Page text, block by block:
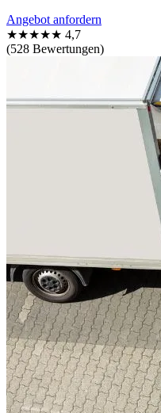
Angebot anfordern
★★★★★ 4,7
(528 Bewertungen)